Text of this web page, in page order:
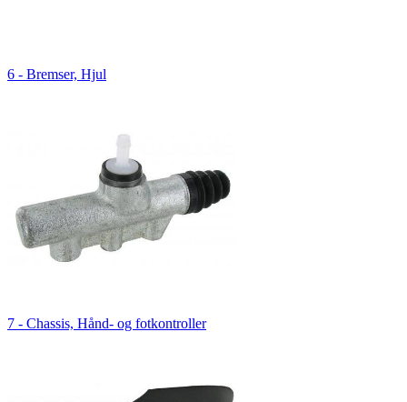
6 - Bremser, Hjul
7 - Chassis, Hånd- og fotkontroller